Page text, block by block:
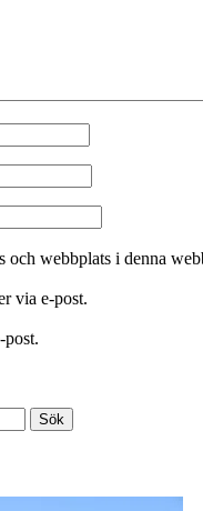
och webbplats i denna
via e-post.